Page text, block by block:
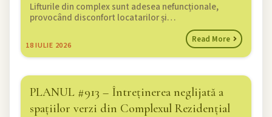
18IULIE 2026
Lifturile din complex sunt adesea nefuncționale,
provocând disconfort locatarilor și…
Read More
PLANUL #913 – Întreținerea neglijată a
spațiilor verzi din Complexul Rezidențial